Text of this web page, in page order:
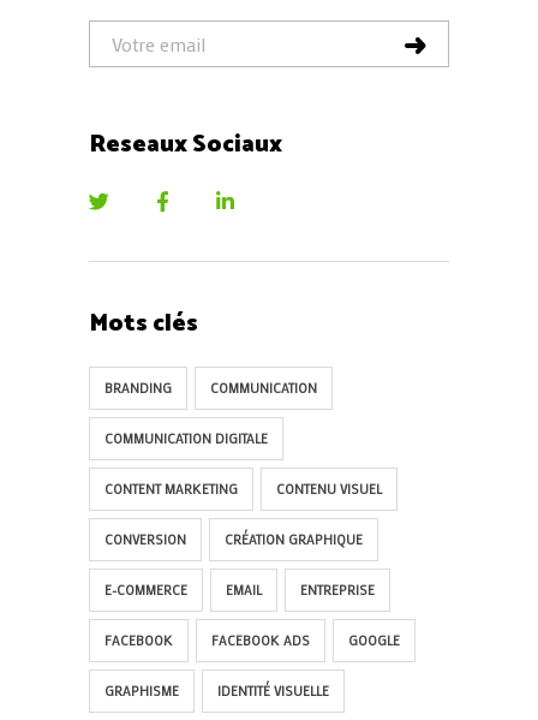
Reseaux Sociaux
Mots clés
BRANDING COMMUNICATION
COMMUNICATION DIGITALE
CONTENT MARKETING CONTENU VISUEL
CONVERSION CRÉATION GRAPHIQUE
E-COMMERCE EMAIL ENTREPRISE
FACEBOOK FACEBOOK ADS GOOGLE
GRAPHISME IDENTITÉ VISUELLE